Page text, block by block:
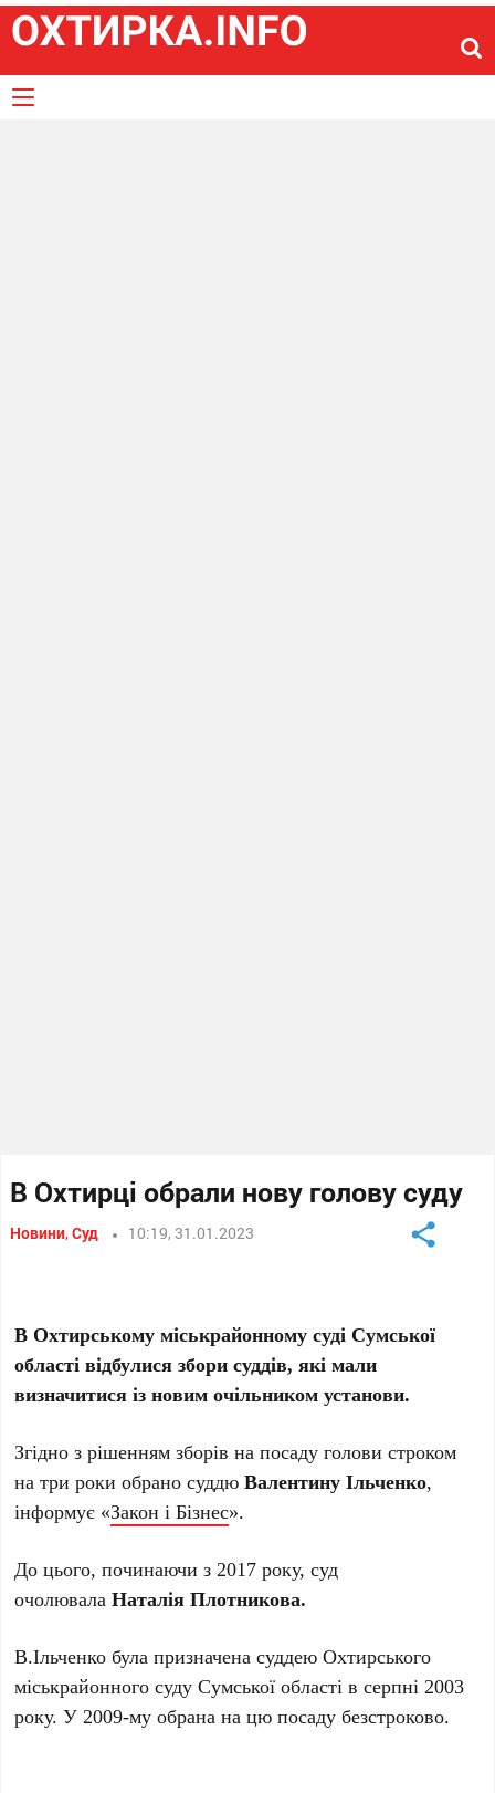
В Охтирці обрали нову голову суду
Новини,Суд 10:19, 31.01.2023
В Охтирському міськрайонному суді Сумської
області відбулися збори суддів, які мали
визначитися із новим очільником установи.
Згідно з рішенням зборів на посаду голови строком
на три роки обрано суддюВалентину Ільченко,
інформує «Закон і Бізнес».
До цього, починаючи з 2017 року, суд
очолювала Наталія Плотникова.
В.Ільченко була призначена суддею Охтирського
міськрайонного суду Сумської області в серпні 2003
року. У 2009-му обрана на цю посаду безстроково.